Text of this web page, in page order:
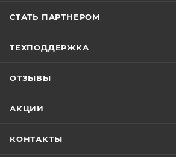
СТАТЬ ПАРТНЕРОМ
ТЕХПОДДЕРЖКА
ОТЗЫВЫ
АКЦИИ
КОНТАКТЫ